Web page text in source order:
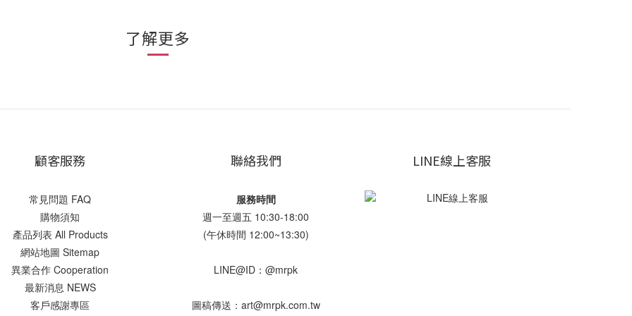
了解更多
顧客服務
常見問題 FAQ
購物須知
產品列表 All Products
網站地圖 Sitemap
異業合作 Cooperation
最新消息 NEWS
客戶感謝專區
聯絡我們
服務時間
週一至週五 10:30-18:00
(午休時間 12:00~13:30)
LINE@ID：@mrpk
圖稿傳送：art@mrpk.com.tw
LINE線上客服